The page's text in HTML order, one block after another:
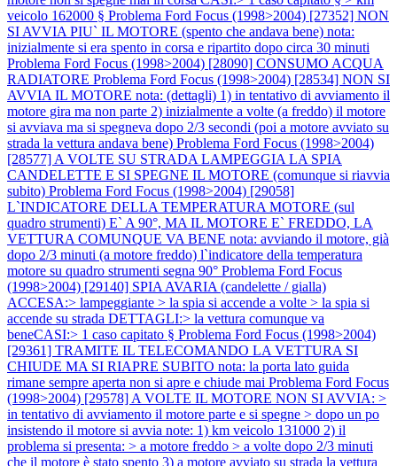
veicolo 162000 § Problema Ford Focus (1998>2004) [27352] NON
SI AVVIA PIU` IL MOTORE (spento che andava bene) nota:
inizialmente si era spento in corsa e ripartito dopo circa 30 minuti
Problema Ford Focus (1998>2004) [28090] CONSUMO ACQUA
RADIATORE Problema Ford Focus (1998>2004) [28534] NON SI
AVVIA IL MOTORE nota: (dettagli) 1) in tentativo di avviamento il
motore gira ma non parte 2) inizialmente a volte (a freddo) il motore
si avviava ma si spegneva dopo 2/3 secondi (poi a motore avviato su
strada la vettura andava bene) Problema Ford Focus (1998>2004)
[28577] A VOLTE SU STRADA LAMPEGGIA LA SPIA
CANDELETTE E SI SPEGNE IL MOTORE (comunque si riavvia
subito) Problema Ford Focus (1998>2004) [29058]
L`INDICATORE DELLA TEMPERATURA MOTORE (sul
quadro strumenti) E` A 90°, MA IL MOTORE E` FREDDO, LA
VETTURA COMUNQUE VA BENE nota: avviando il motore, già
dopo 2/3 minuti (a motore freddo) l`indicatore della temperatura
motore su quadro strumenti segna 90° Problema Ford Focus
(1998>2004) [29140] SPIA AVARIA (candelette / gialla)
ACCESA:> lampeggiante > la spia si accende a volte > la spia si
accende su strada DETTAGLI:> la vettura comunque va
beneCASI:> 1 caso capitato § Problema Ford Focus (1998>2004)
[29361] TRAMITE IL TELECOMANDO LA VETTURA SI
CHIUDE MA SI RIAPRE SUBITO nota: la porta lato guida
rimane sempre aperta non si apre e chiude mai Problema Ford Focus
(1998>2004) [29578] A VOLTE IL MOTORE NON SI AVVIA: >
in tentativo di avviamento il motore parte e si spegne > dopo un po
insistendo il motore si avvia note: 1) km veicolo 131000 2) il
problema si presenta: > a motore freddo > a volte dopo 2/3 minuti
che il motore è stato spento 3) a motore avviato su strada la vettura